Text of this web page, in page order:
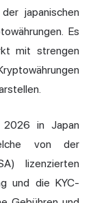
japanischen
Es
mit strengen
2026 in Japan
von der
lizenzierten
und die KYC-